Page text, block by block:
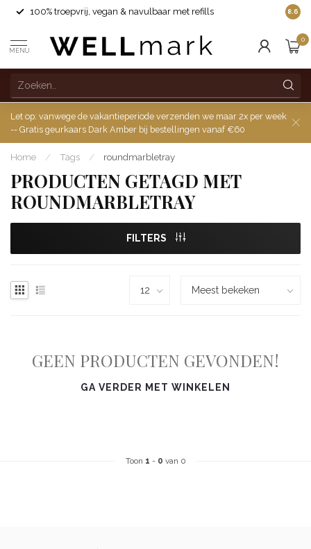
100% troepvrij, vegan & navulbaar met refills 8.6
MENU
0
Let op: vanwege de vakantieperiode verzenden we maar 2x per week
-- Gratis geurkaars Dark Amber bij bestellingen vanaf €60
Home / Tags / roundmarbletray
PRODUCTEN GETAGD MET
ROUNDMARBLETRAY
FILTERS
GEEN PRODUCTEN GEVONDEN!
GA VERDER MET WINKELEN
Toon 1 - 0 van 0